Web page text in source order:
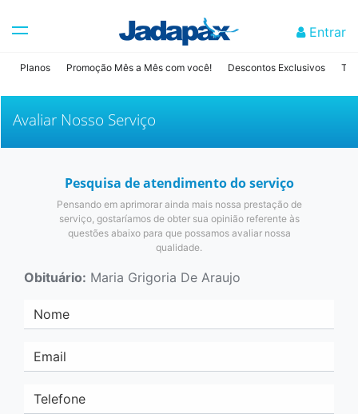
Entrar
Planos Promoção Mês a Mês com você! Descontos Exclusivos
Avaliar Nosso Serviço
Pesquisa de atendimento do serviço
Pensando em aprimorar ainda mais nossa prestação de
serviço, gostaríamos de obter sua opinião referente às
questões abaixo para que possamos avaliar nossa
qualidade.
Obituário: Maria Grigoria De Araujo
Nome
Email
Telefone